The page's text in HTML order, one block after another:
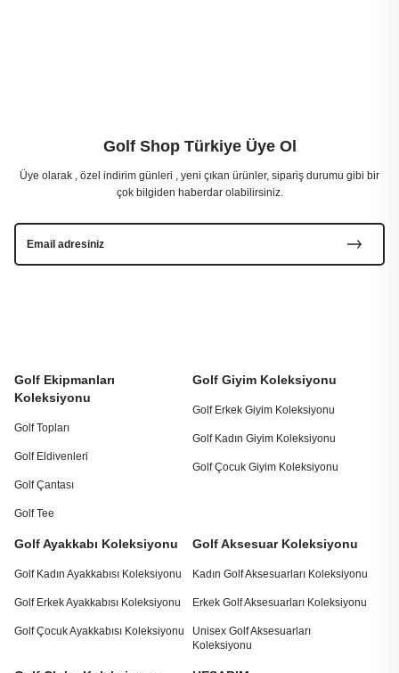
Golf Ekipmanları
Koleksiyonu
Golf Topları
Golf Eldivenleri
Golf Çantası
Golf Tee
Golf Giyim Koleksiyonu
Golf Erkek Giyim Koleksiyonu
Golf Kadın Giyim Koleksiyonu
Golf Çocuk Giyim Koleksiyonu
Golf Ayakkabı Koleksiyonu
Golf Kadın Ayakkabısı Koleksiyonu
Golf Erkek Ayakkabısı Koleksiyonu
Golf Çocuk Ayakkabısı Koleksiyonu
Golf Aksesuar Koleksiyonu
Kadın Golf Aksesuarları Koleksiyonu
Erkek Golf Aksesuarları Koleksiyonu
Unisex Golf Aksesuarları
Koleksiyonu
Golf Shop Türkiye Üye Ol
Üye olarak , özel indirim günleri , yeni çıkan ürünler, sipariş durumu gibi bir
çok bilgiden haberdar olabilirsiniz.